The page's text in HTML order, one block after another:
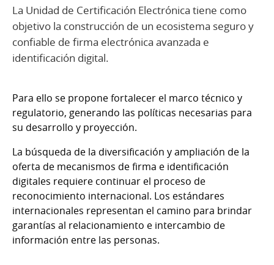
La Unidad de Certificación Electrónica tiene como
objetivo la construcción de un ecosistema seguro y
confiable de firma electrónica avanzada e
identificación digital.
Para ello se propone fortalecer el marco técnico y
regulatorio, generando las políticas necesarias para
su desarrollo y proyección.
La búsqueda de la diversificación y ampliación de la
oferta de mecanismos de firma e identificación
digitales requiere continuar el proceso de
reconocimiento internacional. Los estándares
internacionales representan el camino para brindar
garantías al relacionamiento e intercambio de
información entre las personas.